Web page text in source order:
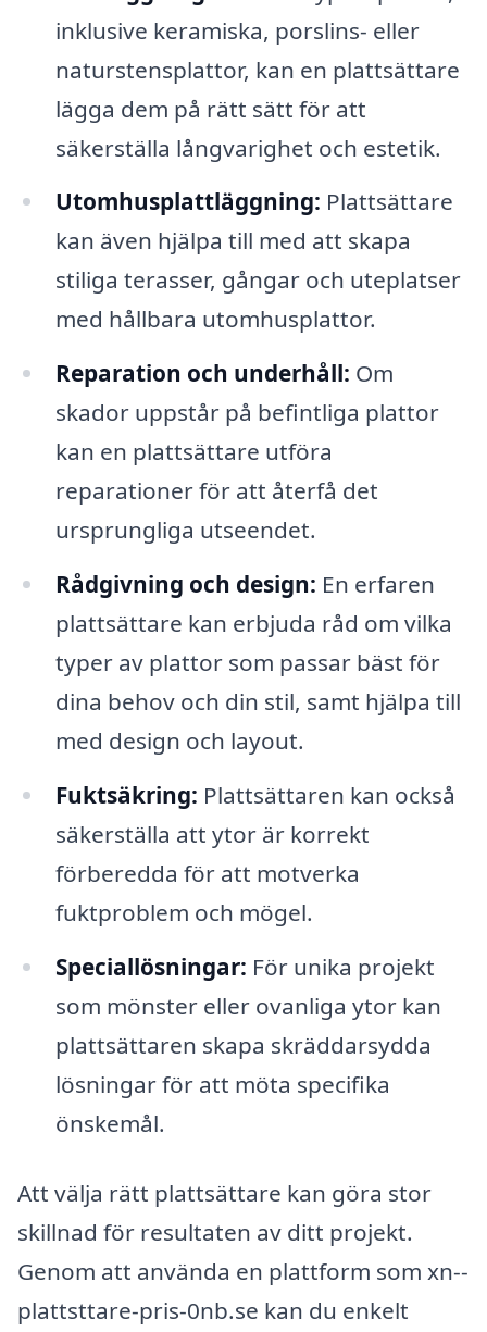
inklusive keramiska, porslins- eller
naturstensplattor, kan en plattsättare
lägga dem på rätt sätt för att
säkerställa långvarighet och estetik.
Utomhusplattläggning: Plattsättare
kan även hjälpa till med att skapa
stiliga terasser, gångar och uteplatser
med hållbara utomhusplattor.
Reparation och underhåll: Om
skador uppstår på befintliga plattor
kan en plattsättare utföra
reparationer för att återfå det
ursprungliga utseendet.
Rådgivning och design: En erfaren
plattsättare kan erbjuda råd om vilka
typer av plattor som passar bäst för
dina behov och din stil, samt hjälpa till
med design och layout.
Fuktsäkring: Plattsättaren kan också
säkerställa att ytor är korrekt
förberedda för att motverka
fuktproblem och mögel.
Speciallösningar: För unika projekt
som mönster eller ovanliga ytor kan
plattsättaren skapa skräddarsydda
lösningar för att möta specifika
önskemål.
Att välja rätt plattsättare kan göra stor
skillnad för resultaten av ditt projekt.
Genom att använda en plattform som xn--
plattsttare-pris-0nb.se kan du enkelt